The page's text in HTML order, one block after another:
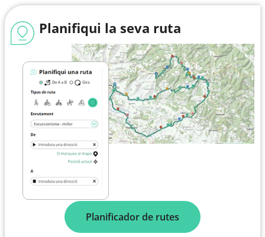
Planifiqui la seva ruta
Planificador de rutes